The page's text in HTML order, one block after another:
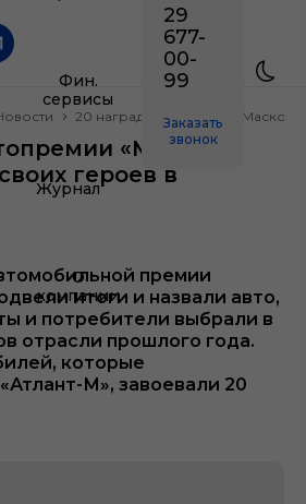
Фин.
сервисы
Журнал
О
компании
29
677-
00-
99
Заказать
звонок
20 наград автопремии «Маскот
«Маскот
героев в
премии
итоги и назвали авто,
и потребители выбрали в
отрасли прошлого года.
которые
М», завоевали 20